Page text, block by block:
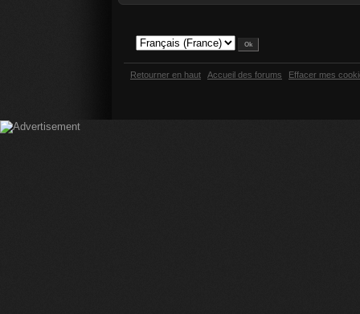
Retourner en haut Accueil des forums Effacer mes